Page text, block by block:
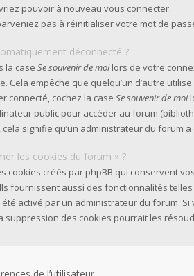
pouvoir à nouveau vous connecter.
pas à réinitialiser votre mot de
déconnecté ?
la case Se souvenir de moilors de votre
Cela empêche que quelqu’un d’autre
connecté, cochez la case Se souvenir de moi
public pour accéder au forum
signifie qu’un administrateur du forum
les cookies du forum » ?
cookies créés par phpBB qui conservent
fournissent aussi des fonctionnalités
été activé par un administrateur du forum.
suppression des cookies pourrait les